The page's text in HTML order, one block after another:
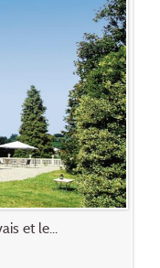
et le...